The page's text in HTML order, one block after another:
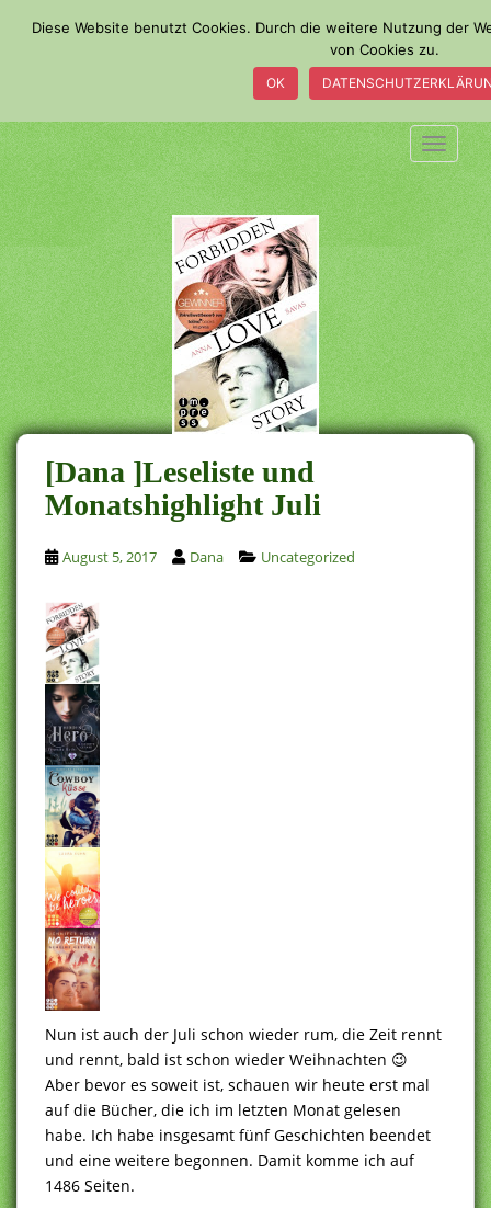
o
m
a
i
n
c
o
n
t
e
n
t
[Dana ]Leseliste und
Monatshighlight Juli
August 5, 2017 Dana Uncategorized
Nun ist auch der Juli schon wieder rum, die Zeit rennt
und rennt, bald ist schon wieder Weihnachten 😉
Aber bevor es soweit ist, schauen wir heute erst mal
auf die Bücher, die ich im letzten Monat gelesen
habe. Ich habe insgesamt fünf Geschichten beendet
und eine weitere begonnen. Damit komme ich auf
1486 Seiten.
Diese Website benutzt Cookies. Durch die weitere Nutzung der
von Cookies zu.
OK